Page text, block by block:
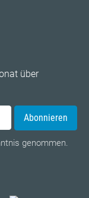
über
Abonnieren
genommen.